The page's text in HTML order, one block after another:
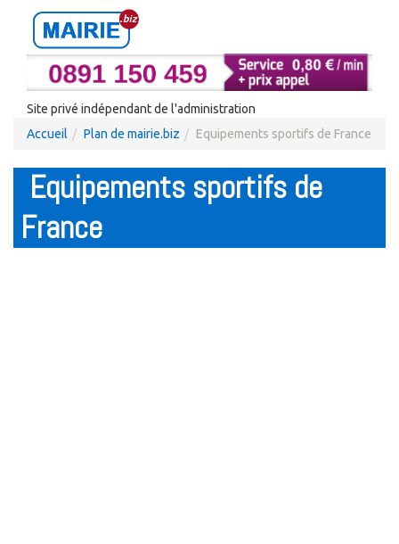
Site privé indépendant de l'administration
Accueil
Plan de mairie.biz Equipements sportifs de France
Equipements sportifs de
France